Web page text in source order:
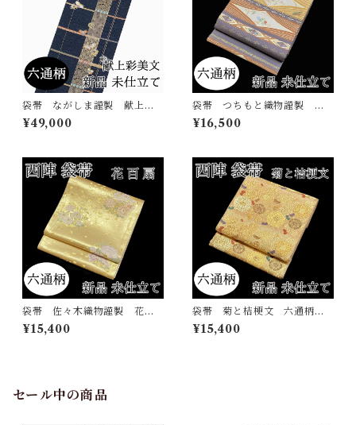
袋帯 ながしま謹製 献上彩
美文 六通柄 西陣 正絹
日本製 長嶋成織物 吉祥
¥49,000
袋帯 つちもと織物謹製 南
天 六通柄 西陣 正絹 日
本製 未仕立て
¥16,500
袋帯 佐々木織物謹製 花百
扇 六通柄 西陣 正絹 日
本製 未仕立て
¥15,400
袋帯 菊と桔梗文 六通柄
西陣 正絹 日本製 未仕立
て 横段 菊 五瓜に桔梗
¥15,400
セール中の商品